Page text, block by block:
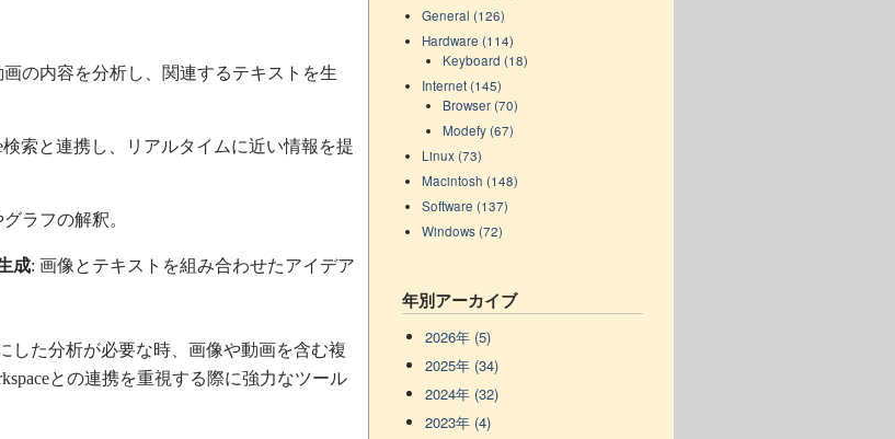
の内容を分析し、関連するテキストを生
検索と連携し、リアルタイムに近い情報を提
ラフの解釈。
成: 画像とテキストを組み合わせたアイデア
した分析が必要な時、画像や動画を含む複
との連携を重視する際に強力なツール
General (126)
Hardware (114)
Keyboard (18)
Internet (145)
Browser (70)
Modefy (67)
Linux (73)
Macintosh (148)
Software (137)
Windows (72)
年別アーカイブ
2026年 (5)
2025年 (34)
2024年 (32)
2023年 (4)